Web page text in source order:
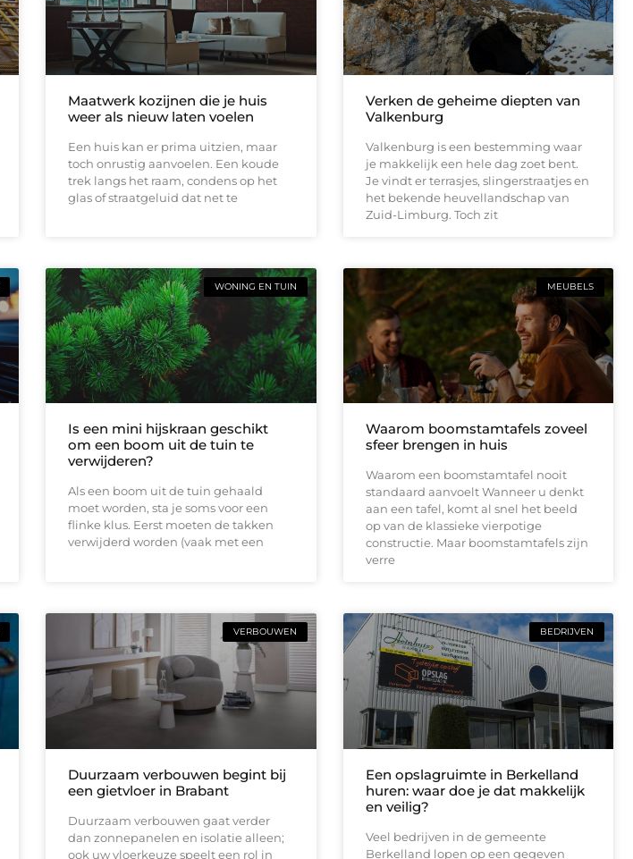
Maatwerk kozijnen die je huis
weer als nieuw laten voelen
Een huis kan er prima uitzien, maar
toch onrustig aanvoelen. Een koude
trek langs het raam, condens op het
glas of straatgeluid dat net te
Verken de geheime diepten van
Valkenburg
Valkenburg is een bestemming waar
je makkelijk een hele dag zoet bent.
Je vindt er terrasjes, slingerstraatjes en
het bekende heuvellandschap van
Zuid-Limburg. Toch zit
WONING EN TUIN
Is een mini hijskraan geschikt
om een boom uit de tuin te
verwijderen?
Als een boom uit de tuin gehaald
moet worden, sta je soms voor een
flinke klus. Eerst moeten de takken
verwijderd worden (vaak met een
MEUBELS
Waarom boomstamtafels zoveel
sfeer brengen in huis
Waarom een boomstamtafel nooit
standaard aanvoelt Wanneer u denkt
aan een tafel, komt al snel het beeld
op van de klassieke vierpotige
constructie. Maar boomstamtafels zijn
verre
VERBOUWEN
Duurzaam verbouwen begint bij
een gietvloer in Brabant
Duurzaam verbouwen gaat verder
dan zonnepanelen en isolatie alleen;
ook uw vloerkeuze speelt een rol in
BEDRIJVEN
Een opslagruimte in Berkelland
huren: waar doe je dat makkelijk
en veilig?
Veel bedrijven in de gemeente
Berkelland lopen op een gegeven